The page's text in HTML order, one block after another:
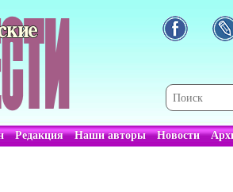
Редакция Наши авторы Новости